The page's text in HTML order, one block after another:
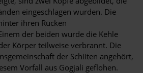
eingeschlagen wurden. Die
ihren Rücken
der beiden wurde die Kehle
Körper teilweise verbrannt. Die
der Schiiten angehört,
Vorfall aus Gogjali geflohen.